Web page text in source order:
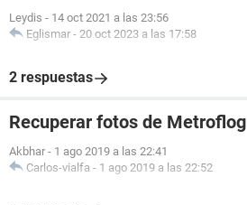
Leydis - 14 oct 2021 a las 23:56
Eglismar - 20 oct 2023 a las 17:58
2 respuestas
Recuperar fotos de Metroflog
Akbhar - 1 ago 2019 a las 22:41
Carlos-vialfa - 1 ago 2019 a las 22:52